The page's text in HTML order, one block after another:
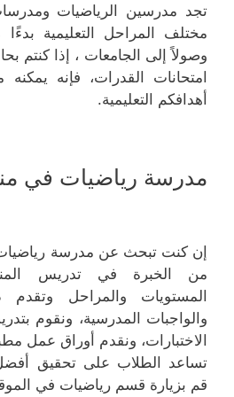
تجد مدرسين الرياضيات
مختلف المراحل التعليمية بدءًا
وصولاً إلى الجامعات ، إذا كنتم
امتحانات القدرات، فإنه
أهدافكم التعليمية.
مدرسة رياضيات في
إن كنت تبحث عن مدرسة
من الخبرة في تدريس
المستويات والمراحل
والواجبات المدرسية، ونقوم
الاختبارات، ونقدم أوراق عمل
تساعد الطلاب على تحقيق
قم بزيارة قسم رياضيات في